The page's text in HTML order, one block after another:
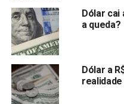
PRÓXIMA:
A ascensão dos
Uma perspectiva
NÃO PERCA:
Entendendo os
Esportivas: Ordem,
Dólar cai
a queda?
Dólar a
realidade